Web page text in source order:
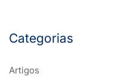
Categorias
Artigos